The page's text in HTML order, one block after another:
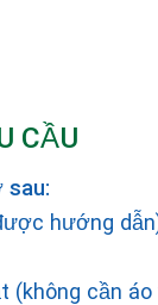
CẦU
sau:
hướng
(không cần áo